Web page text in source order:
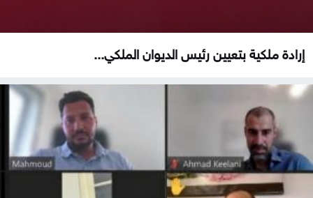
إرادة ملكية بتعيين رئيس الديوان الملكي...